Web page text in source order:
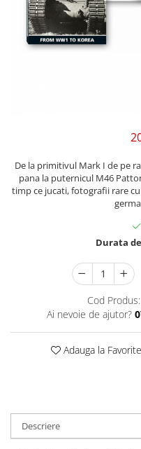
De la primitivul Mark I de pe
pana la puternicul M46
timp ce jucati, fotografii rare
Durata
Cod Produs:
Ai nevoie de ajutor?
Adauga la Favorite
Descriere